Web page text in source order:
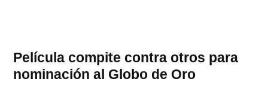
Película compite contra otros para
nominación al Globo de Oro